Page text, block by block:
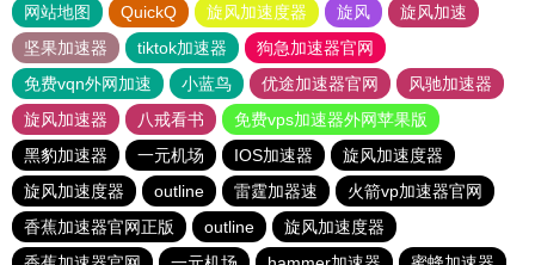
网站地图 QuickQ 旋风加速度器 旋风
旋风加速
坚果加速器
tiktok加速器
狗急加速器官网
免费vqn外网加速
小蓝鸟 优途加速器官网
风驰加速器
旋风加速器
八戒看书
免费vps加速器外网苹果版
黑豹加速器
一元机场 IOS加速器
旋风加速度器
旋风加速度器
outline 雷霆加器速
火箭vp加速器官网
香蕉加速器官网正版
outline
旋风加速度器